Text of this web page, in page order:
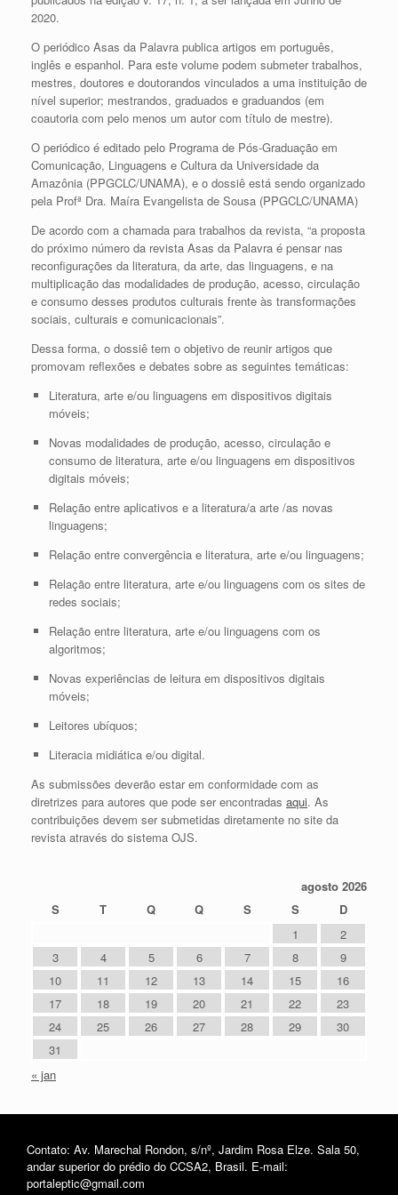
2020.
O periódico Asas da Palavra publica artigos em português,
inglês e espanhol. Para este volume podem submeter trabalhos,
mestres, doutores e doutorandos vinculados a uma instituição de
nível superior; mestrandos, graduados e graduandos (em
coautoria com pelo menos um autor com título de mestre).
O periódico é editado pelo Programa de Pós-Graduação em
Comunicação, Linguagens e Cultura da Universidade da
Amazônia (PPGCLC/UNAMA), e o dossiê está sendo organizado
pela Profª Dra. Maíra Evangelista de Sousa (PPGCLC/UNAMA)
De acordo com a chamada para trabalhos da revista, “a proposta
do próximo número da revista Asas da Palavra é pensar nas
reconfigurações da literatura, da arte, das linguagens, e na
multiplicação das modalidades de produção, acesso, circulação
e consumo desses produtos culturais frente às transformações
sociais, culturais e comunicacionais”.
Dessa forma, o dossiê tem o objetivo de reunir artigos que
promovam reflexões e debates sobre as seguintes temáticas:
Literatura, arte e/ou linguagens em dispositivos digitais
móveis;
Novas modalidades de produção, acesso, circulação e
consumo de literatura, arte e/ou linguagens em dispositivos
digitais móveis;
Relação entre aplicativos e a literatura/a arte /as novas
linguagens;
Relação entre convergência e literatura, arte e/ou linguagens;
Relação entre literatura, arte e/ou linguagens com os sites de
redes sociais;
Relação entre literatura, arte e/ou linguagens com os
algoritmos;
Novas experiências de leitura em dispositivos digitais
móveis;
Leitores ubíquos;
Literacia midiática e/ou digital.
As submissões deverão estar em conformidade com as
diretrizes para autores que pode ser encontradas aqui. As
contribuições devem ser submetidas diretamente no site da
revista através do sistema OJS.
agosto 2026
S
T Q Q S S
D
1
2
3
4 5 6 7 8
9
10
11 12 13 14 15
16
17
18 19 20 21 22
23
24
25 26 27 28 29
30
31
« jan
Contato: Av. Marechal Rondon, s/nº, Jardim Rosa Elze. Sala 50,
andar superior do prédio do CCSA2, Brasil. E-mail:
portaleptic@gmail.com